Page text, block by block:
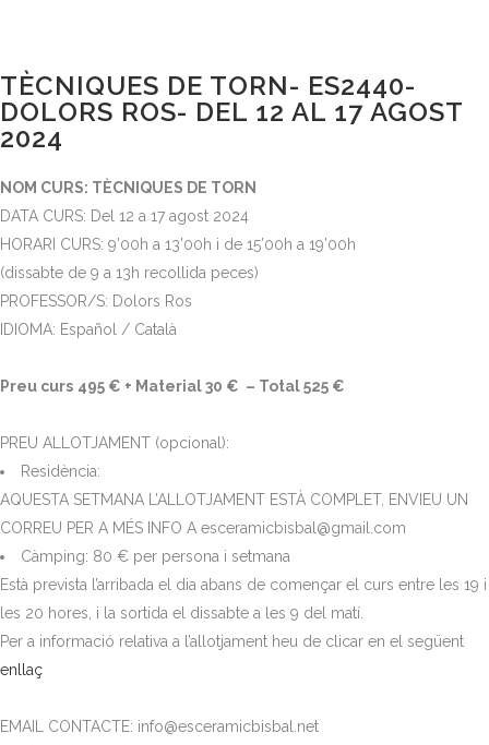
TÈCNIQUES DE TORN- ES2440-
DOLORS ROS- DEL 12 AL 17 AGOST
2024
NOM CURS: TÈCNIQUES DE TORN
DATA CURS: Del 12 a 17 agost 2024
HORARI CURS: 9’00h a 13’00h i de 15’00h a 19’00h
(dissabte de 9 a 13h recollida peces)
PROFESSOR/S: Dolors Ros
IDIOMA: Español / Català
Preu curs 495 € + Material 30 € – Total 525 €
PREU ALLOTJAMENT (opcional):
Residència:
AQUESTA SETMANA L’ALLOTJAMENT ESTÀ COMPLET, ENVIEU UN
CORREU PER A MÉS INFO A esceramicbisbal@gmail.com
Càmping: 80 € per persona i setmana
Està prevista l’arribada el dia abans de començar el curs entre les 19 i
les 20 hores, i la sortida el dissabte a les 9 del matí.
Per a informació relativa a l’allotjament heu de clicar en el següent
enllaç
EMAIL CONTACTE: info@esceramicbisbal.net